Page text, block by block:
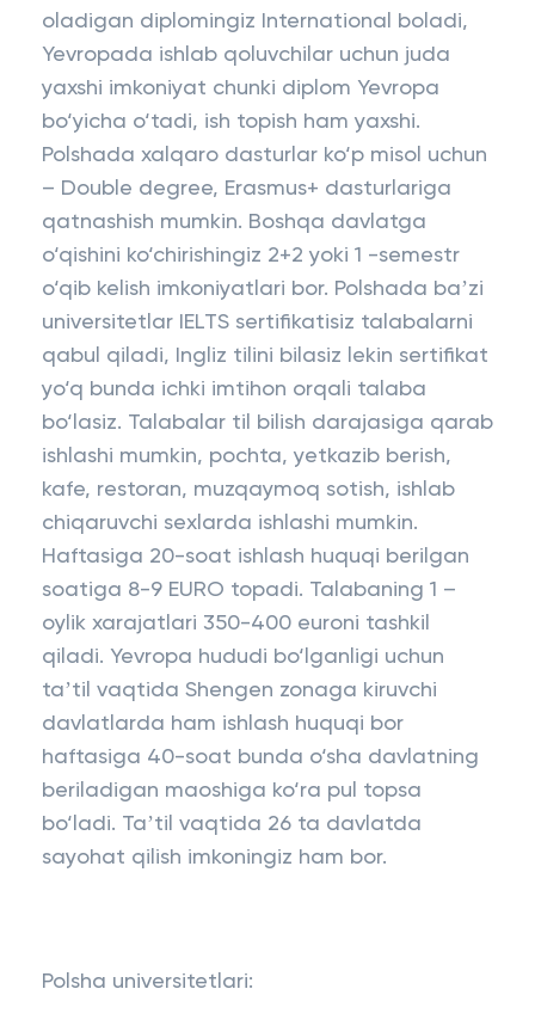
oladigan diplomingiz International boladi,
Yevropada ishlab qoluvchilar uchun juda
yaxshi imkoniyat chunki diplom Yevropa
bo‘yicha o‘tadi, ish topish ham yaxshi.
Polshada xalqaro dasturlar ko‘p misol uchun
– Double degree, Erasmus+ dasturlariga
qatnashish mumkin. Boshqa davlatga
o‘qishini ko‘chirishingiz 2+2 yoki 1 -semestr
o‘qib kelish imkoniyatlari bor. Polshada baʼzi
universitetlar IELTS sertifikatisiz talabalarni
qabul qiladi, Ingliz tilini bilasiz lekin sertifikat
yo‘q bunda ichki imtihon orqali talaba
bo‘lasiz. Talabalar til bilish darajasiga qarab
ishlashi mumkin, pochta, yetkazib berish,
kafe, restoran, muzqaymoq sotish, ishlab
chiqaruvchi sexlarda ishlashi mumkin.
Haftasiga 20-soat ishlash huquqi berilgan
soatiga 8-9 EURO topadi. Talabaning 1 –
oylik xarajatlari 350-400 euroni tashkil
qiladi. Yevropa hududi bo‘lganligi uchun
taʼtil vaqtida Shengen zonaga kiruvchi
davlatlarda ham ishlash huquqi bor
haftasiga 40-soat bunda o‘sha davlatning
beriladigan maoshiga ko‘ra pul topsa
bo‘ladi. Taʼtil vaqtida 26 ta davlatda
sayohat qilish imkoningiz ham bor.
Polsha universitetlari: